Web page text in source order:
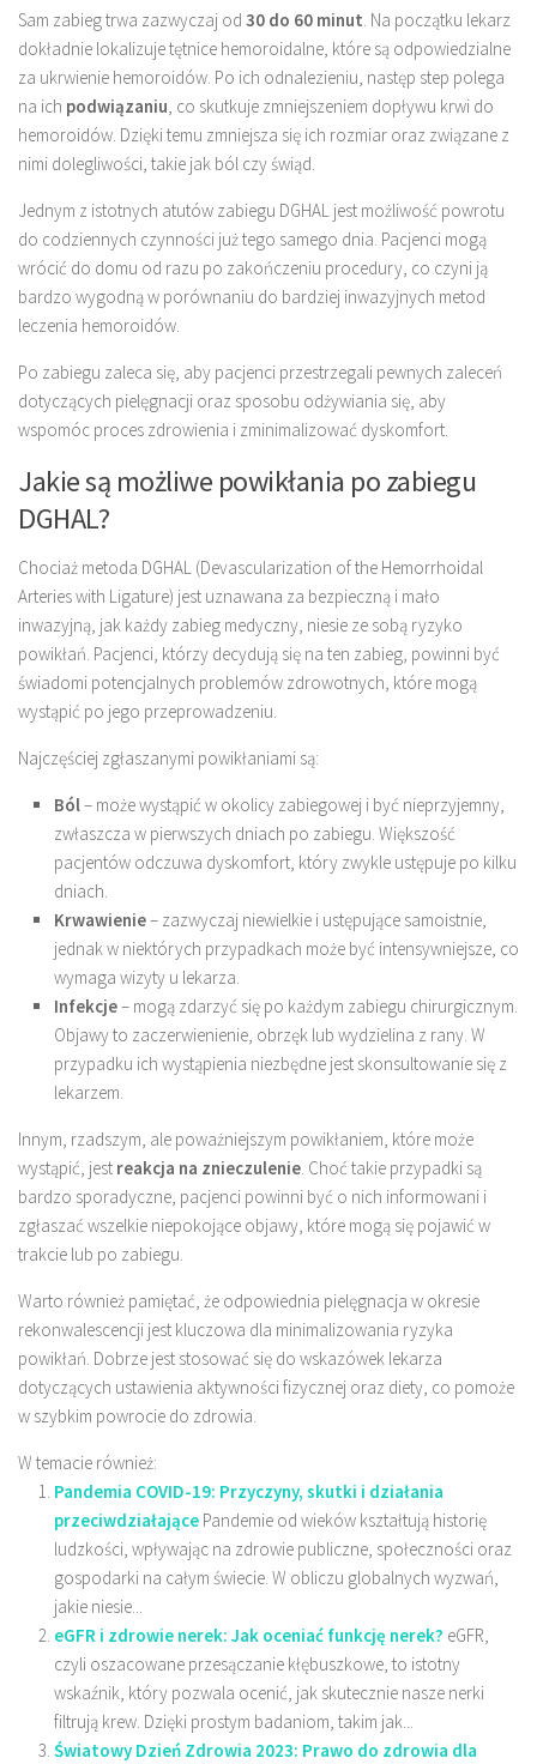
Sam zabieg trwa zazwyczaj od 30 do 60 minut. Na początku lekarz
dokładnie lokalizuje tętnice hemoroidalne, które są odpowiedzialne
za ukrwienie hemoroidów. Po ich odnalezieniu, następ step polega
na ich podwiązaniu, co skutkuje zmniejszeniem dopływu krwi do
hemoroidów. Dzięki temu zmniejsza się ich rozmiar oraz związane z
nimi dolegliwości, takie jak ból czy świąd.
Jednym z istotnych atutów zabiegu DGHAL jest możliwość powrotu
do codziennych czynności już tego samego dnia. Pacjenci mogą
wrócić do domu od razu po zakończeniu procedury, co czyni ją
bardzo wygodną w porównaniu do bardziej inwazyjnych metod
leczenia hemoroidów.
Po zabiegu zaleca się, aby pacjenci przestrzegali pewnych zaleceń
dotyczących pielęgnacji oraz sposobu odżywiania się, aby
wspomóc proces zdrowienia i zminimalizować dyskomfort.
Jakie są możliwe powikłania po zabiegu
DGHAL?
Chociaż metoda DGHAL (Devascularization of the Hemorrhoidal
Arteries with Ligature) jest uznawana za bezpieczną i mało
inwazyjną, jak każdy zabieg medyczny, niesie ze sobą ryzyko
powikłań. Pacjenci, którzy decydują się na ten zabieg, powinni być
świadomi potencjalnych problemów zdrowotnych, które mogą
wystąpić po jego przeprowadzeniu.
Najczęściej zgłaszanymi powikłaniami są:
Ból– może wystąpić w okolicy zabiegowej i być nieprzyjemny,
zwłaszcza w pierwszych dniach po zabiegu. Większość
pacjentów odczuwa dyskomfort, który zwykle ustępuje po kilku
dniach.
Krwawienie– zazwyczaj niewielkie i ustępujące samoistnie,
jednak w niektórych przypadkach może być intensywniejsze, co
wymaga wizyty u lekarza.
Infekcje– mogą zdarzyć się po każdym zabiegu chirurgicznym.
Objawy to zaczerwienienie, obrzęk lub wydzielina z rany. W
przypadku ich wystąpienia niezbędne jest skonsultowanie się z
lekarzem.
Innym, rzadszym, ale poważniejszym powikłaniem, które może
wystąpić, jest reakcja na znieczulenie. Choć takie przypadki są
bardzo sporadyczne, pacjenci powinni być o nich informowani i
zgłaszać wszelkie niepokojące objawy, które mogą się pojawić w
trakcie lub po zabiegu.
Warto również pamiętać, że odpowiednia pielęgnacja w okresie
rekonwalescencji jest kluczowa dla minimalizowania ryzyka
powikłań. Dobrze jest stosować się do wskazówek lekarza
dotyczących ustawienia aktywności fizycznej oraz diety, co pomoże
w szybkim powrocie do zdrowia.
W temacie również:
Pandemia COVID-19: Przyczyny, skutki i działania
przeciwdziałające Pandemie od wieków kształtują historię
ludzkości, wpływając na zdrowie publiczne, społeczności oraz
gospodarki na całym świecie. W obliczu globalnych wyzwań,
jakie niesie...
eGFR i zdrowie nerek: Jak oceniać funkcję nerek? eGFR,
czyli oszacowane przesączanie kłębuszkowe, to istotny
wskaźnik, który pozwala ocenić, jak skutecznie nasze nerki
filtrują krew. Dzięki prostym badaniom, takim jak...
Światowy Dzień Zdrowia 2023: Prawo do zdrowia dla